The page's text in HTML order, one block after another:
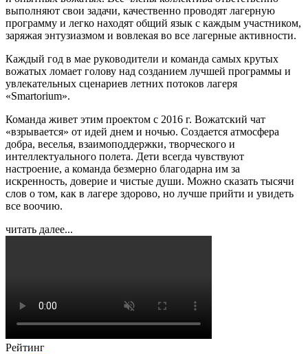
выполняют свои задачи, качественно проводят лагерную
программу и легко находят общий язык с каждым участником,
заряжая энтузиазмом и вовлекая во все лагерные активности.
Каждый год в мае руководители и команда самых крутых
вожатых ломает голову над созданием лучшей программы и
увлекательных сценариев летних потоков лагеря
«Smartorium».
Команда живет этим проектом с 2016 г. Вожатский чат
«взрывается» от идей днем и ночью. Создается атмосфера
добра, веселья, взаимоподдержки, творческого и
интеллектуального полета. Дети всегда чувствуют
настроение, а команда безмерно благодарна им за
искренность, доверие и чистые души. Можно сказать тысячи
слов о том, как в лагере здорово, но лучше прийти и увидеть
все воочию.
читать далее...
Рейтинг